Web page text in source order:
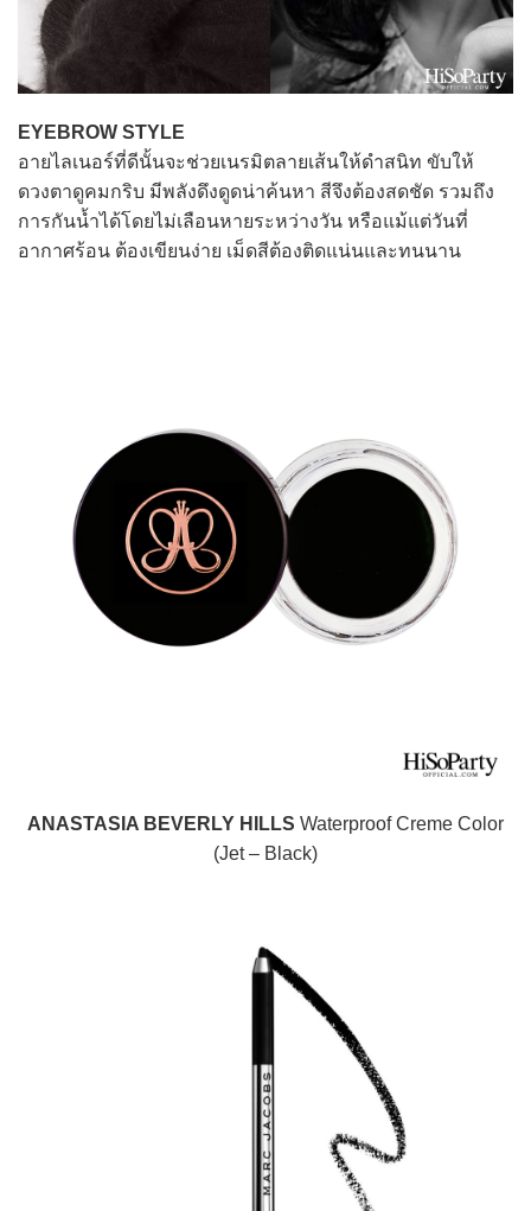
EYEBROW STYLE
อายไลเนอร์ที่ดีนั้นจะช่วยเนรมิตลายเส้นให้ดำสนิท ขับให้
ดวงตาดูคมกริบ มีพลังดึงดูดน่าค้นหา สีจึงต้องสดชัด รวมถึง
การกันน้ำได้โดยไม่เลือนหายระหว่างวัน หรือแม้แต่วันที่
อากาศร้อน ต้องเขียนง่าย เม็ดสีต้องติดแน่นและทนนาน
ANASTASIA BEVERLY HILLS Waterproof Creme Color
(Jet – Black)